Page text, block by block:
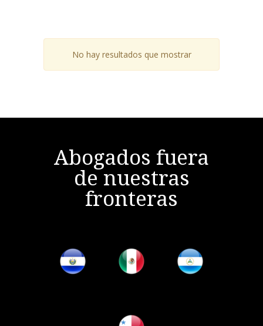
No hay resultados que mostrar
Abogados fuera
de nuestras
fronteras